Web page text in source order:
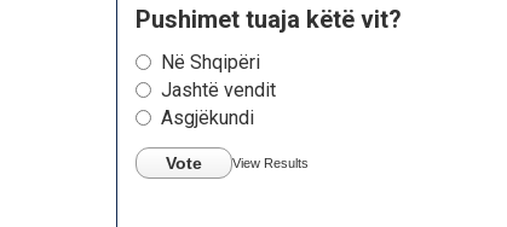
Pushimet tuaja këtë vit?
Në Shqipëri
Jashtë vendit
Asgjëkundi
Vote View Results